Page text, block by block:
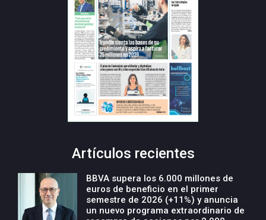
Artículos recientes
BBVA supera los 6.000 millones de
euros de beneficio en el primer
semestre de 2026 (+11%) y anuncia
un nuevo programa extraordinario de